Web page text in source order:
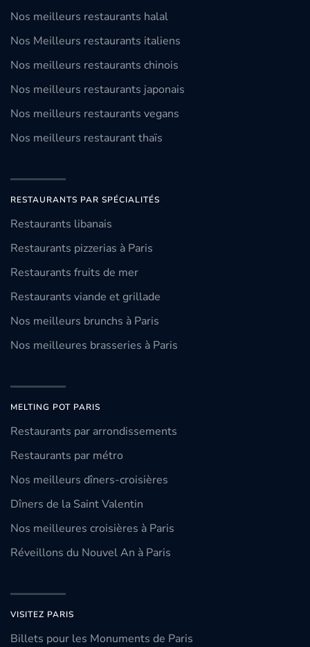
Nos meilleurs restaurants halal
Nos Meilleurs restaurants italiens
Nos meilleurs restaurants chinois
Nos meilleurs restaurants japonais
Nos meilleurs restaurants vegans
Nos meilleurs restaurant thaïs
RESTAURANTS PAR SPÉCIALITÉS
Restaurants libanais
Restaurants pizzerias à Paris
Restaurants fruits de mer
Restaurants viande et grillade
Nos meilleurs brunchs à Paris
Nos meilleures brasseries à Paris
MELTING POT PARIS
Restaurants par arrondissements
Restaurants par métro
Nos meilleurs dîners-croisières
Dîners de la Saint Valentin
Nos meilleures croisières à Paris
Réveillons du Nouvel An à Paris
VISITEZ PARIS
Billets pour les Monuments de Paris